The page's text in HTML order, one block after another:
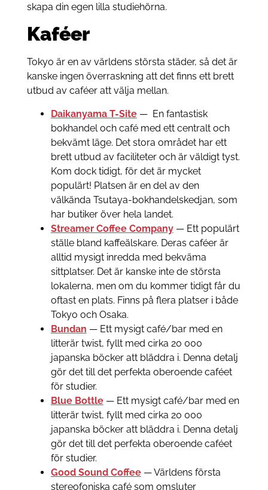
skapa din egen lilla studiehörna.
Kaféer
Tokyo är en av världens största städer, så det är
kanske ingen överraskning att det finns ett brett
utbud av caféer att välja mellan.
Daikanyama T-Site — En fantastisk
bokhandel och café med ett centralt och
bekvämt läge. Det stora området har ett
brett utbud av faciliteter och är väldigt tyst.
Kom dock tidigt, för det är mycket
populärt! Platsen är en del av den
välkända Tsutaya-bokhandelskedjan, som
har butiker över hela landet.
Streamer Coffee Company— Ett populärt
ställe bland kaffeälskare. Deras caféer är
alltid mysigt inredda med bekväma
sittplatser. Det är kanske inte de största
lokalerna, men om du kommer tidigt får du
oftast en plats. Finns på flera platser i både
Tokyo och Osaka.
Bundan — Ett mysigt café/bar med en
litterär twist, fyllt med cirka 20 000
japanska böcker att bläddra i. Denna detalj
gör det till det perfekta oberoende caféet
för studier.
Blue Bottle— Ett mysigt café/bar med en
litterär twist, fyllt med cirka 20 000
japanska böcker att bläddra i. Denna detalj
gör det till det perfekta oberoende caféet
för studier.
Good Sound Coffee— Världens första
stereofoniska café som omsluter